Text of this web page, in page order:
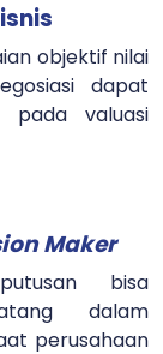
objektif nilai
dapat
pada valuasi
Maker
bisa
dalam
perusahaan